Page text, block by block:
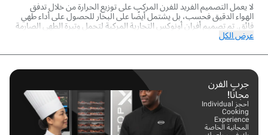
لا يعمل التصميم الفريد للفرن المركب على توزيع الحرارة من خلال تدفق
الهواء الدقيق فحسب، بل يشتمل أيضًا على البخار للحصول على أداء طهي
فائق. تم تصميم أفران أونوكس التجارية المركبة لتحمل وتيرة الطهي الصارمة
للمطابخ الكبيرة ومراكز الطهي والفنادق والكافيتريات والمستشفيات. تم
الكاملة بسهولة، سواء كانت طهي بالبخار أو التحميص أو الطهي على نار
يمكن تكرارها باستمرار في أي ظروف.
عرض الكل
جرب الفرن
مجانًا!
احجز Individual
Cooking
Experience
المجانية الخاصة